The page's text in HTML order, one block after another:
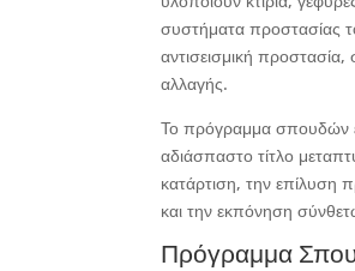
συστήματα προστασίας
αντισεισμική
αλλαγής.
Το πρόγραμμα σπουδών
αδιάσπαστο τίτλο
κατάρτιση, την επίλυση
και την εκπόνηση
Πρόγραμμα